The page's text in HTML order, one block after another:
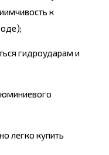
к
гидроударам и
легко купить